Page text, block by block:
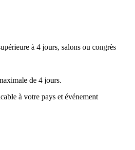
à 4 jours, salons ou congrès
de 4 jours.
à votre pays et événement